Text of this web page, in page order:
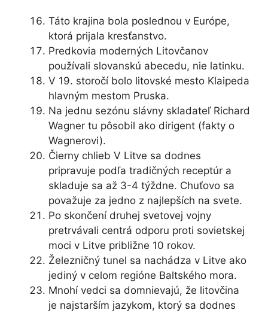
Táto krajina bola poslednou v Európe,
ktorá prijala kresťanstvo.
Predkovia moderných Litovčanov
používali slovanskú abecedu, nie latinku.
V 19. storočí bolo litovské mesto Klaipeda
hlavným mestom Pruska.
Na jednu sezónu slávny skladateľ Richard
Wagner tu pôsobil ako dirigent (fakty o
Wagnerovi).
Čierny chlieb V Litve sa dodnes
pripravuje podľa tradičných receptúr a
skladuje sa až 3-4 týždne. Chuťovo sa
považuje za jedno z najlepších na svete.
Po skončení druhej svetovej vojny
pretrvávali centrá odporu proti sovietskej
moci v Litve približne 10 rokov.
Železničný tunel sa nachádza v Litve ako
jediný v celom regióne Baltského mora.
Mnohí vedci sa domnievajú, že litovčina
je najstarším jazykom, ktorý sa dodnes